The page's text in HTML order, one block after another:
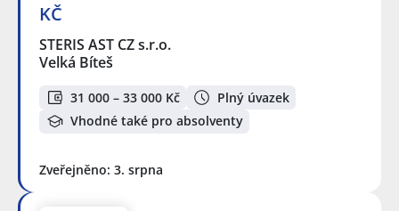
KČ
STERIS AST CZ s.r.o.
Velká Bíteš
31 000 – 33 000 Kč
Plný úvazek
Vhodné také pro absolventy
Zveřejněno: 3. srpna